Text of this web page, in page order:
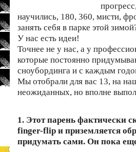
научились, 180, 360, мисти,
занять себя в парке этой
У нас есть идеи!
Точнее не у нас, а у
которые постоянно
сноубординга и с каждым
Мы отобрали для вас 13, на
неожиданных, но вполне
1. Этот парень фактически
finger-flip и приземляется
придумать сами. Он пока